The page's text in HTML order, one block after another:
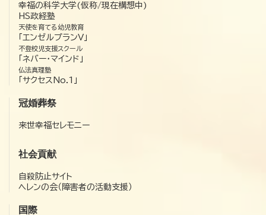
幸福の科学大学(仮称/現在構想中)
HS政経塾
天使を育てる幼児教育
「エンゼルプランV」
不登校児支援スクール
「ネバー・マインド」
仏法真理塾
「サクセスNo.1」
冠婚葬祭
来世幸福セレモニー
社会貢献
自殺防止サイト
ヘレンの会（障害者の活動支援）
国際